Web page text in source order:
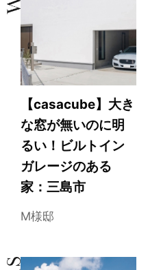
【casacube】大き
な窓が無いのに明
るい！ビルトイン
ガレージのある
家：三島市
M様邸